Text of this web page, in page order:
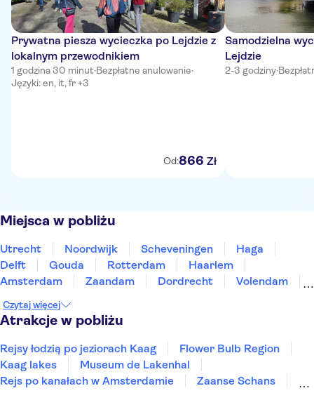
Prywatna piesza wycieczka po Lejdzie z
lokalnym przewodnikiem
1 godzina 30 minut·Bezpłatne anulowanie·
Języki: en, it, fr +3
Od:866 Zł
Samodzielna
Lejdzie
2-3 godziny·
Miejsca w pobliżu
Utrecht Noordwijk Scheveningen
Haga
Delft
Gouda Rotterdam
Haarlem
Amsterdam
Zaandam Dordrecht
Volendam
Czytaj więcej
Atrakcje w pobliżu
Rejsy łodzią po jeziorach Kaag
Flower Bulb Region
Kaag lakes
Museum de Lakenhal
Rejs po kanałach w Amsterdamie
Zaanse Schans